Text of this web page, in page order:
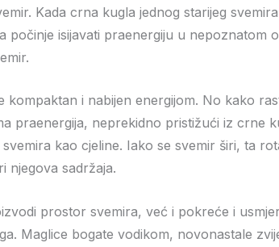
Kada crna kugla jednog starijeg svemira
počinje isijavati praenergiju u nepoznatom
kompaktan i nabijen energijom. No kako
praenergija, neprekidno pristižući iz crne
kao cjeline. Iako se svemir širi, ta
njegova sadržaja.
prostor svemira, već i pokreće i
Maglice bogate vodikom, novonastale